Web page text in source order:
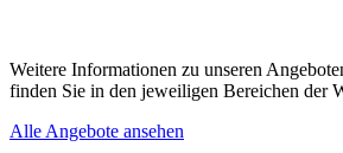
Weitere Informationen zu unseren
finden Sie in den jeweiligen Bereichen der
Alle Angebote ansehen